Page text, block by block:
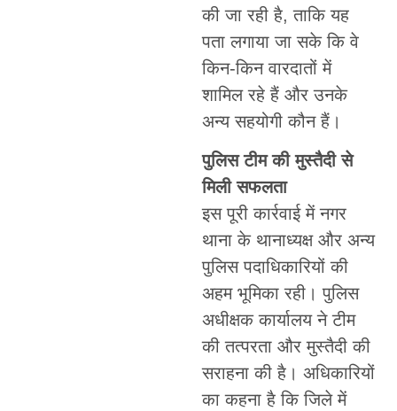
की जा रही है, ताकि यह
पता लगाया जा सके कि वे
किन-किन वारदातों में
शामिल रहे हैं और उनके
अन्य सहयोगी कौन हैं।
पुलिस टीम की मुस्तैदी से
मिली सफलता
इस पूरी कार्रवाई में नगर
थाना के थानाध्यक्ष और अन्य
पुलिस पदाधिकारियों की
अहम भूमिका रही। पुलिस
अधीक्षक कार्यालय ने टीम
की तत्परता और मुस्तैदी की
सराहना की है। अधिकारियों
का कहना है कि जिले में